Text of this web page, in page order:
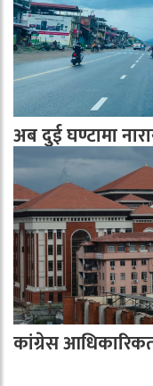
अब दुई घण्टामा
कांग्रेस